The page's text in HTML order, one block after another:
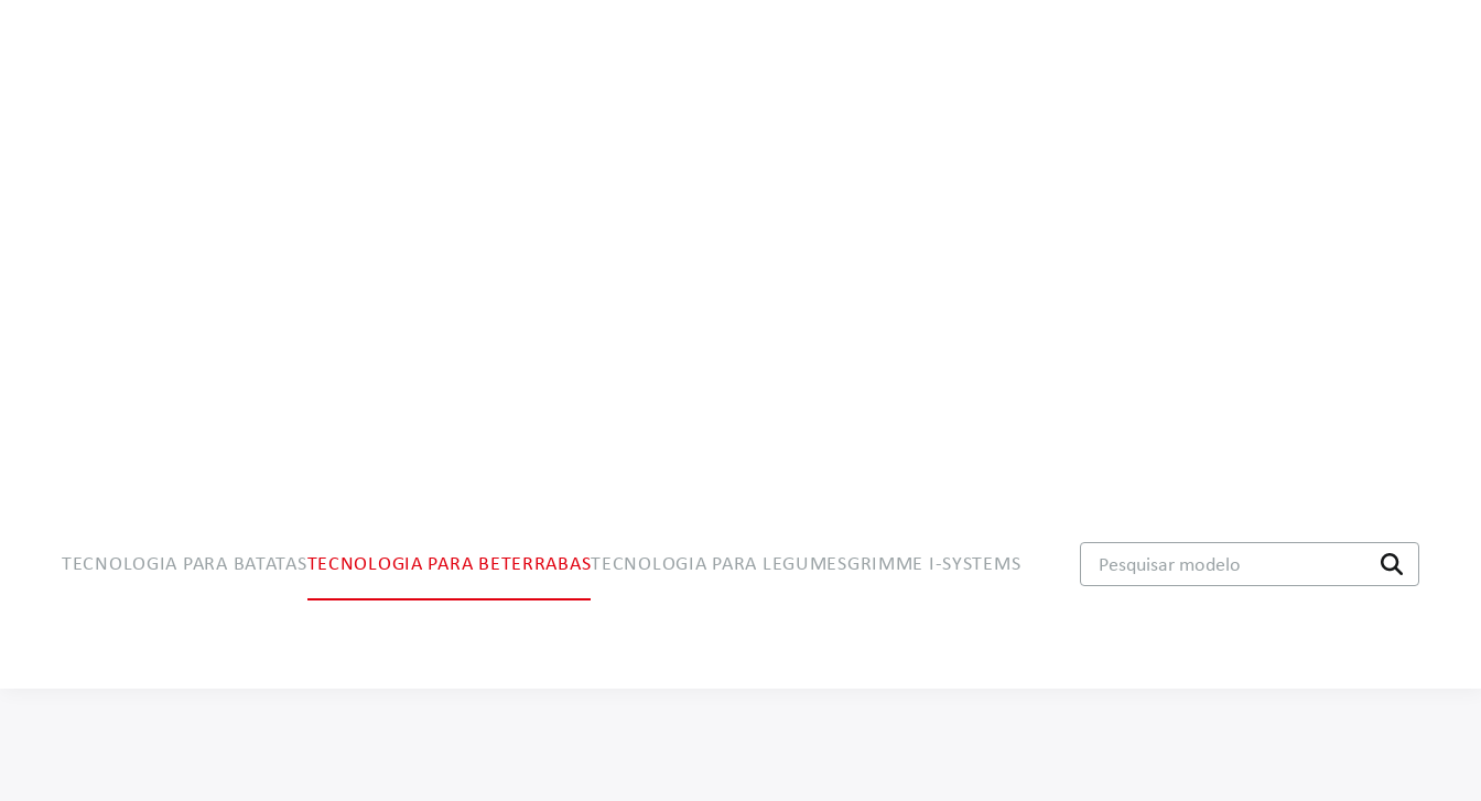
TECNOLOGIA PARA BATATASTECNOLOGIA PARA BETERRABASTECNOLOGIA PARA LEGUMESGRIMME I-SYSTEMS Pesquisar modelo
Tecnologia de
Tecnologia de colheita
Tecnologia de colheita
automotora